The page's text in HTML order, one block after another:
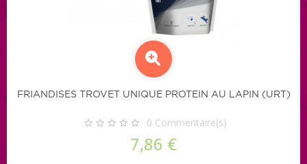
FRIANDISES TROVET UNIQUE PROTEIN AU LAPIN (URT)
0 Commentaire(s)
7,86 €